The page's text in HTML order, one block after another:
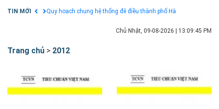
TIN MỚI
Quy hoạch chung hệ thống đê điều thành phố Hà
GIAO LƯU TRỰC TUYẾN - TƯ VẤN TUYỂN SINH ĐẠI
SỐ 02
Chủ Nhật, 09-08-2026 13:09:45 PM
Trang chủ > 2012